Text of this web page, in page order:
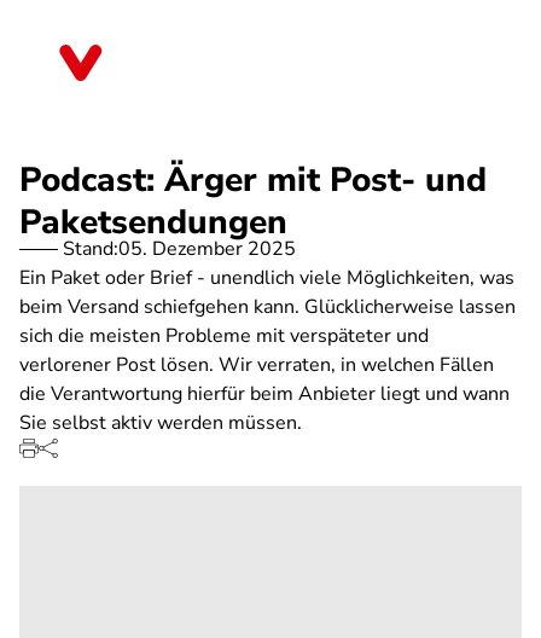
Podcast: Ärger mit Post- und
Paketsendungen
Stand:05. Dezember 2025
Ein Paket oder Brief - unendlich viele Möglichkeiten, was
beim Versand schiefgehen kann. Glücklicherweise lassen
sich die meisten Probleme mit verspäteter und
verlorener Post lösen. Wir verraten, in welchen Fällen
die Verantwortung hierfür beim Anbieter liegt und wann
Sie selbst aktiv werden müssen.